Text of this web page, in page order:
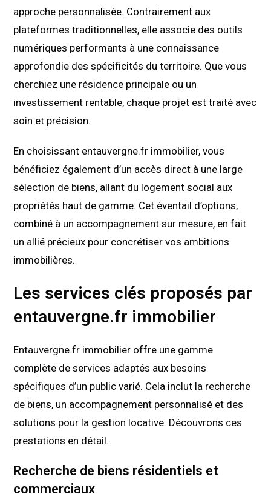
approche personnalisée. Contrairement aux
plateformes traditionnelles, elle associe des outils
numériques performants à une connaissance
approfondie des spécificités du territoire. Que vous
cherchiez une résidence principale ou un
investissement rentable, chaque projet est traité avec
soin et précision.
En choisissant entauvergne.fr immobilier, vous
bénéficiez également d’un accès direct à une large
sélection de biens, allant du logement social aux
propriétés haut de gamme. Cet éventail d’options,
combiné à un accompagnement sur mesure, en fait
un allié précieux pour concrétiser vos ambitions
immobilières.
Les services clés proposés par
entauvergne.fr immobilier
Entauvergne.fr immobilier offre une gamme
complète de services adaptés aux besoins
spécifiques d’un public varié. Cela inclut la recherche
de biens, un accompagnement personnalisé et des
solutions pour la gestion locative. Découvrons ces
prestations en détail.
Recherche de biens résidentiels et
commerciaux